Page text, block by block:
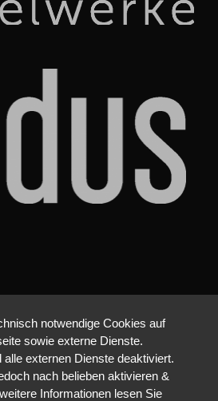
notwendige Cookies auf
sowie externe Dienste.
externen Dienste deaktiviert.
nach belieben aktivieren &
Informationen lesen Sie